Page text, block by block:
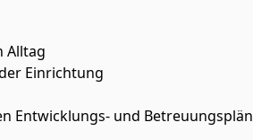
Alltag
Einrichtung
und